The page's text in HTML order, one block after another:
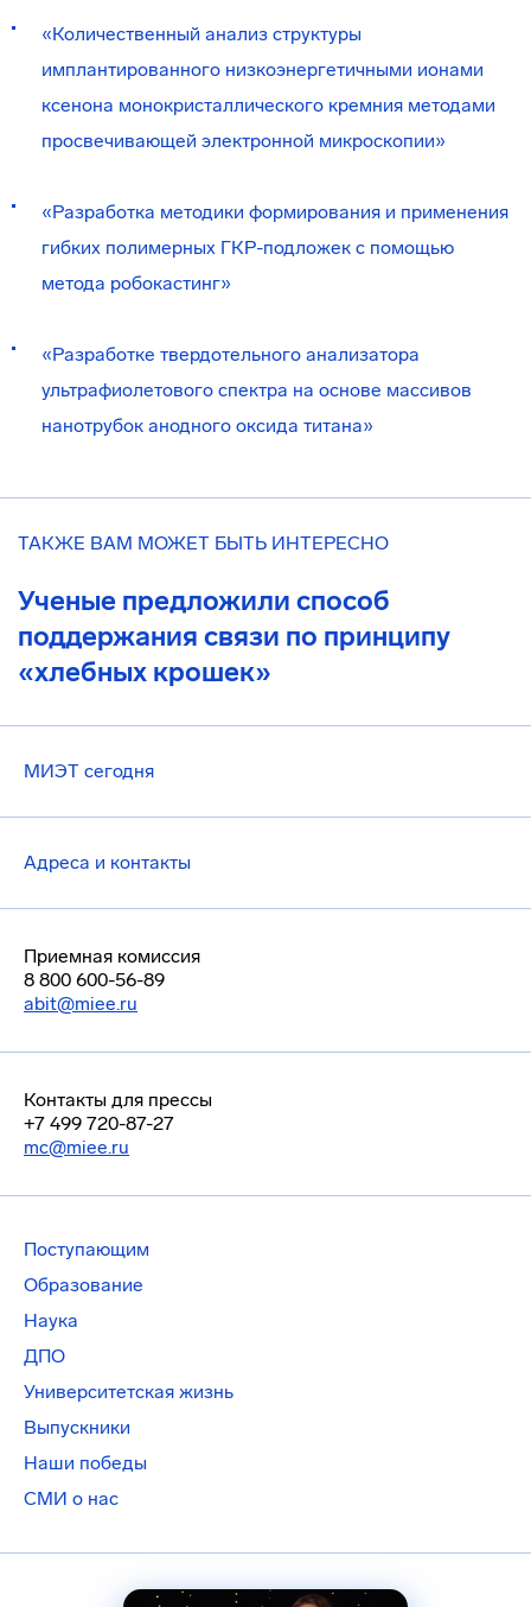
«Количественный анализ структуры
имплантированного низкоэнергетичными ионами
ксенона монокристаллического кремния методами
просвечивающей электронной микроскопии»
«Разработка методики формирования и применения
гибких полимерных ГКР-подложек с помощью
метода робокастинг»
«Разработке твердотельного анализатора
ультрафиолетового спектра на основе массивов
нанотрубок анодного оксида титана»
ТАКЖЕ ВАМ МОЖЕТ БЫТЬ ИНТЕРЕСНО
Ученые предложили способ
поддержания связи по принципу
«хлебных крошек»
МИЭТ сегодня
Адреса и контакты
Приемная комиссия
8 800 600-56-89
abit@miee.ru
Контакты для прессы
+7 499 720-87-27
mc@miee.ru
Поступающим
Образование
Наука
ДПО
Университетская жизнь
Выпускники
Наши победы
СМИ о нас